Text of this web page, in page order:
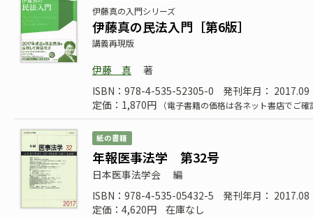
伊藤真の入門シリーズ
伊藤真の民法入門［第6版］
講義再現版
伊藤 真
著
ISBN：978-4-535-52305-0
発刊年月： 2017.09
定価：1,870円
（電子書籍の価格は各ネット書店でご
紙の書籍
年報医事法学 第32号
日本医事法学会
編
ISBN：978-4-535-05432-5
発刊年月： 2017.08
定価：4,620円
在庫なし